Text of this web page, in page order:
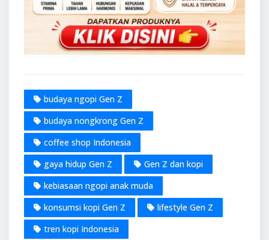
budaya ngopi Gen Z
budaya nongkrong Gen Z
coffee shop Indonesia
gaya hidup Gen Z
Gen Z dan kopi
kebiasaan ngopi anak muda
konsumsi kopi Gen Z
lifestyle Gen Z
tren kopi Indonesia